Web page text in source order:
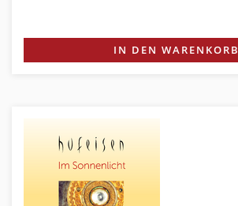
IN DEN WARENKORB